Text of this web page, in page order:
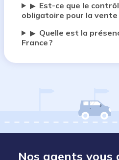
▶ Est-ce que le
obligatoire pour la vente
▶ Quelle est la
France ?
Nos agents vous